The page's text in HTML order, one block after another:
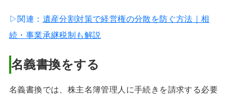
▷関連： 遺産分割対策で経営権の分散を防ぐ方法｜相
続・事業承継税制も解説
名義書換をする
名義書換では、株主名簿管理人に手続きを請求する必要